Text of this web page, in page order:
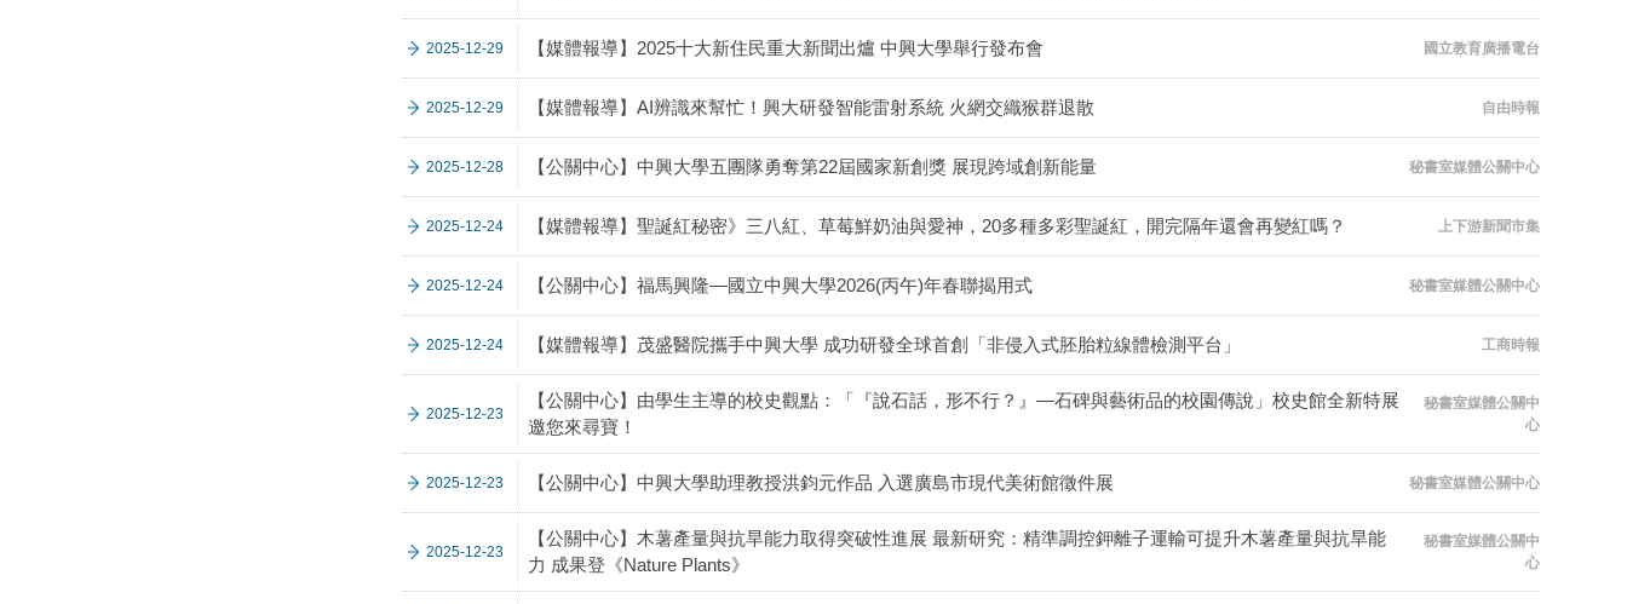
2025-12-29 【媒體報導】2025十大新住民重大新聞出爐 中興大學舉行發布會 國立教育廣播電台
2025-12-29 【媒體報導】AI辨識來幫忙！興大研發智能雷射系統 火網交織猴群退散 自由時報
2025-12-28 【公關中心】中興大學五團隊勇奪第22屆國家新創獎 展現跨域創新能量 秘書室媒體公關中心
2025-12-24 【媒體報導】聖誕紅秘密》三八紅、草莓鮮奶油與愛神，20多種多彩聖誕紅，開完隔年還會再變紅嗎？ 上下游新聞市集
2025-12-24 【公關中心】福馬興隆—國立中興大學2026(丙午)年春聯揭用式 秘書室媒體公關中心
2025-12-24 【媒體報導】茂盛醫院攜手中興大學 成功研發全球首創「非侵入式胚胎粒線體檢測平台」 工商時報
2025-12-23
【公關中心】由學生主導的校史觀點：「『說石話，形不行？』—石碑與藝術品的校園傳說」校史館全新特展
邀您來尋寶！
秘書室媒體公關中
心
2025-12-23 【公關中心】中興大學助理教授洪鈞元作品 入選廣島市現代美術館徵件展 秘書室媒體公關中心
2025-12-23
【公關中心】木薯產量與抗旱能力取得突破性進展 最新研究：精準調控鉀離子運輸可提升木薯產量與抗旱能
力 成果登《Nature Plants》
秘書室媒體公關中
心